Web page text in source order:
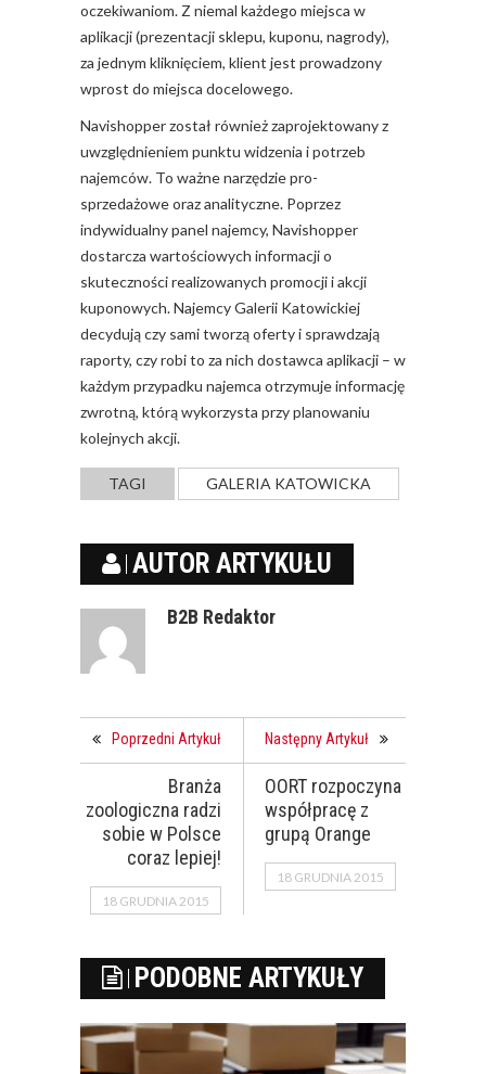
oczekiwaniom. Z niemal każdego miejsca w
aplikacji (prezentacji sklepu, kuponu, nagrody),
za jednym kliknięciem, klient jest prowadzony
wprost do miejsca docelowego.
Navishopper został również zaprojektowany z
uwzględnieniem punktu widzenia i potrzeb
najemców. To ważne narzędzie pro-
sprzedażowe oraz analityczne. Poprzez
indywidualny panel najemcy, Navishopper
dostarcza wartościowych informacji o
skuteczności realizowanych promocji i akcji
kuponowych. Najemcy Galerii Katowickiej
decydują czy sami tworzą oferty i sprawdzają
raporty, czy robi to za nich dostawca aplikacji – w
każdym przypadku najemca otrzymuje informację
zwrotną, którą wykorzysta przy planowaniu
kolejnych akcji.
TAGI GALERIA KATOWICKA
AUTOR ARTYKUŁU
B2B Redaktor
Poprzedni Artykuł
Branża
zoologiczna radzi
sobie w Polsce
coraz lepiej!
18 GRUDNIA 2015
Następny Artykuł
OORT rozpoczyna
współpracę z
grupą Orange
18 GRUDNIA 2015
PODOBNE ARTYKUŁY